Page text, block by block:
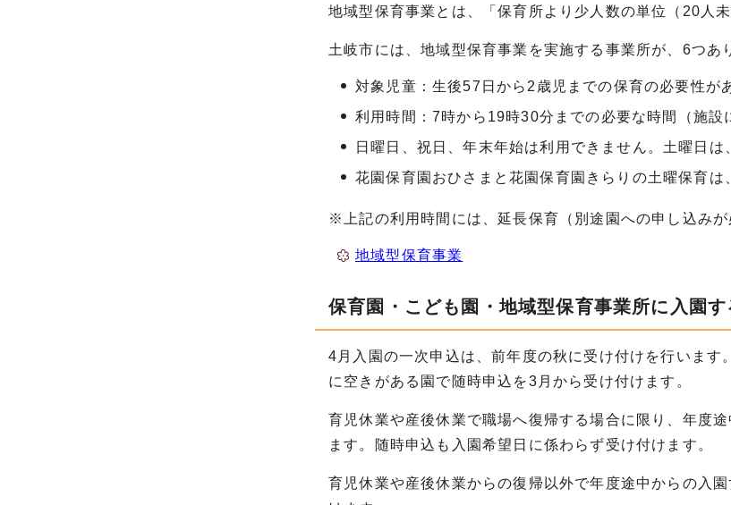
地域型保育事業とは、「保育所より少人数の単位（20人
土岐市には、地域型保育事業を実施する事業所が、6つあ
対象児童：生後57日から2歳児までの保育の必要性が
利用時間：7時から19時30分までの必要な時間（施設
日曜日、祝日、年末年始は利用できません。土曜日は
花園保育園おひさまと花園保育園きらりの土曜保育は
※上記の利用時間には、延長保育（別途園への申し込みが
地域型保育事業
保育園・こども園・地域型保育事業所に入園す
4月入園の一次申込は、前年度の秋に受け付けを行いま
に空きがある園で随時申込を3月から受け付けます。
育児休業や産後休業で職場へ復帰する場合に限り、年度
ます。随時申込も入園希望日に係わらず受け付けます。
育児休業や産後休業からの復帰以外で年度途中からの入